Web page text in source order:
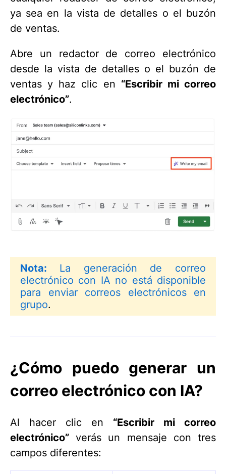
ya sea en la vista de detalles o el buzón
de ventas.
Abre un redactor de correo electrónico
desde la vista de detalles o el buzón de
ventas y haz clic en “Escribir mi correo
electrónico”.
Nota: La generación de correo
electrónico con IA no está disponible
para enviar correos electrónicos en
grupo.
¿Cómo puedo generar un
correo electrónico con IA?
Al hacer clic en “Escribir mi correo
electrónico” verás un mensaje con tres
campos diferentes: